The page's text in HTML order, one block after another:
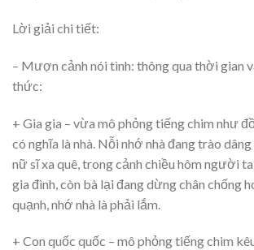
Lời giải chi tiết:
– Mượn cảnh nói tình: thông qua thời gian
thức:
+ Gia gia – vừa mô phỏng tiếng chim như
có nghĩa là nhà. Nỗi nhớ nhà đang trào
nữ sĩ xa quê, trong cảnh chiều hôm người
gia đình, còn bà lại đang dừng chân chống
quạnh, nhớ nhà là phải lắm.
+ Con quốc quốc – mô phỏng tiếng chim